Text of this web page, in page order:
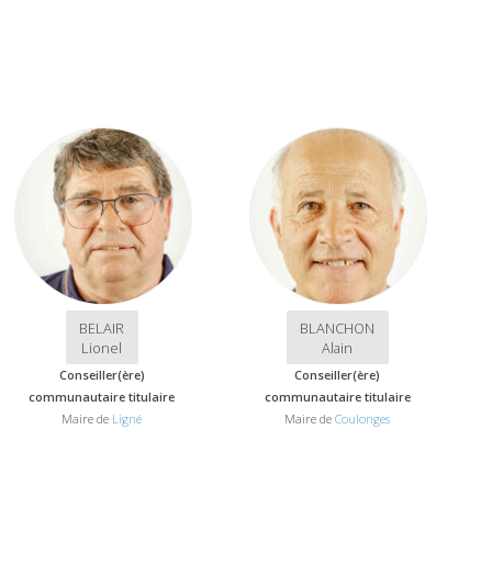
BELAIR
Lionel
Conseiller(ère)
communautaire titulaire
Maire de Ligné
BLANCHON
Alain
Conseiller(ère)
communautaire titulaire
Maire deCoulonges